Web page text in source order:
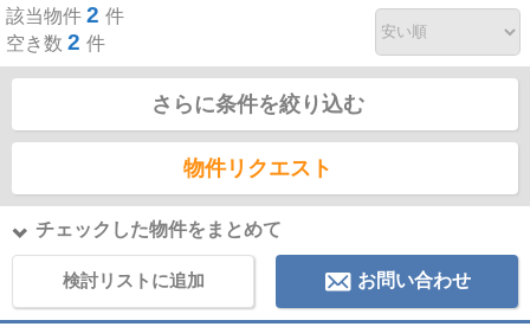
該当物件 2 件
空き数 2 件
さらに条件を絞り込む
物件リクエスト
チェックした物件をまとめて
検討リストに追加 お問い合わせ